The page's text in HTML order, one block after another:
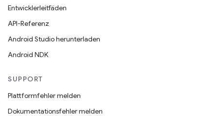
Entwicklerleitfäden
API-Referenz
Android Studio herunterladen
Android NDK
SUPPORT
Plattformfehler melden
Dokumentationsfehler melden